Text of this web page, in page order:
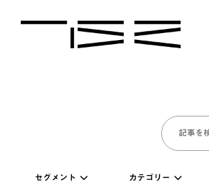
セグメント カテゴリー